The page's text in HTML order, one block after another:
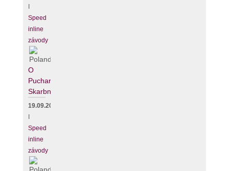
Speed
inline
závody
O
Puchar
Skarbnika
19.09.2026
Speed
inline
závody